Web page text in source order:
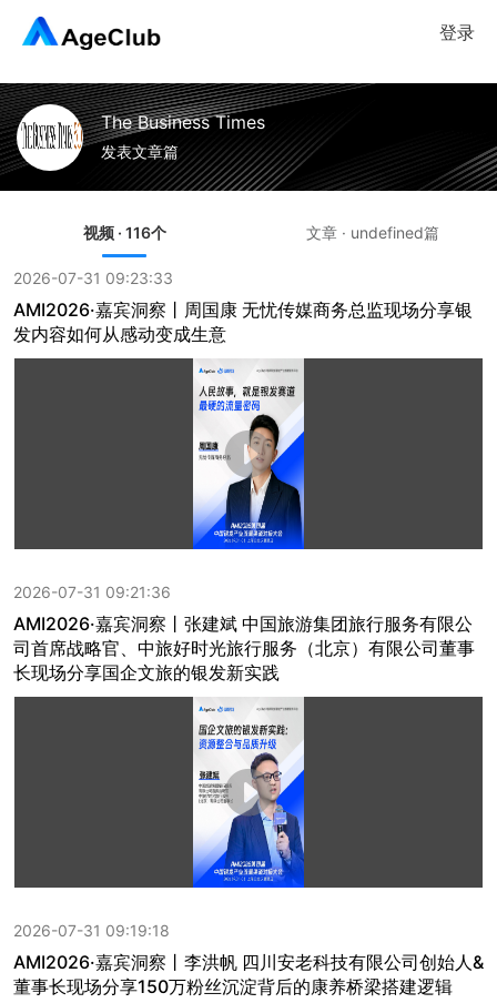
登录
The Business Times
发表文章篇
视频 · 116个 文章 · undefined篇
2026-07-31 09:23:33
AMI2026·嘉宾洞察丨周国康 无忧传媒商务总监现场分享银
发内容如何从感动变成生意
2026-07-31 09:21:36
AMI2026·嘉宾洞察丨张建斌 中国旅游集团旅行服务有限公
司首席战略官、中旅好时光旅行服务（北京）有限公司董事
长现场分享国企文旅的银发新实践
2026-07-31 09:19:18
AMI2026·嘉宾洞察丨李洪帆 四川安老科技有限公司创始人&
董事长现场分享150万粉丝沉淀背后的康养桥梁搭建逻辑